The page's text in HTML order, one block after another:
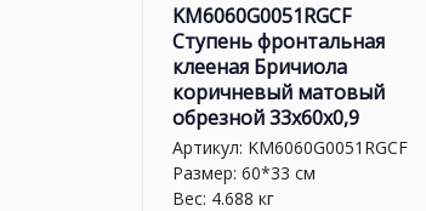
KM6060G0051RGCF
Ступень фронтальная
клееная Бричиола
коричневый матовый
обрезной 33x60x0,9
Артикул: KM6060G0051RGCF
Размер: 60*33 см
Вес: 4.688 кг